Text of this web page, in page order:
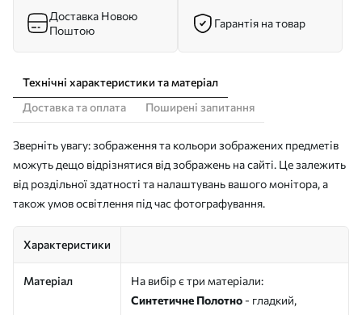
Доставка Новою
Поштою
Гарантія на товар
Технічні характеристики та матеріал
Доставка та оплата
Поширені запитання
Зверніть увагу: зображення та кольори зображених предметів
можуть дещо відрізнятися від зображень на сайті. Це залежить
від роздільної здатності та налаштувань вашого монітора, а
також умов освітлення під час фотографування.
Характеристики
Матеріал
На вибір є три матеріали:
Синтетичне Полотно - гладкий,